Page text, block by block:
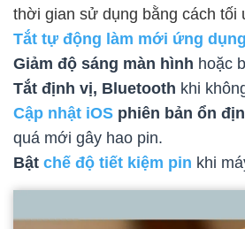
thời gian sử dụng bằng cách tối
Tắt tự động làm mới ứng
Giảm độ sáng màn hình hoặc
Tắt định vị, Bluetooth khi
Cập nhật iOS phiên bản ổn
quá mới gây hao pin.
Bật chế độ tiết kiệm pin khi